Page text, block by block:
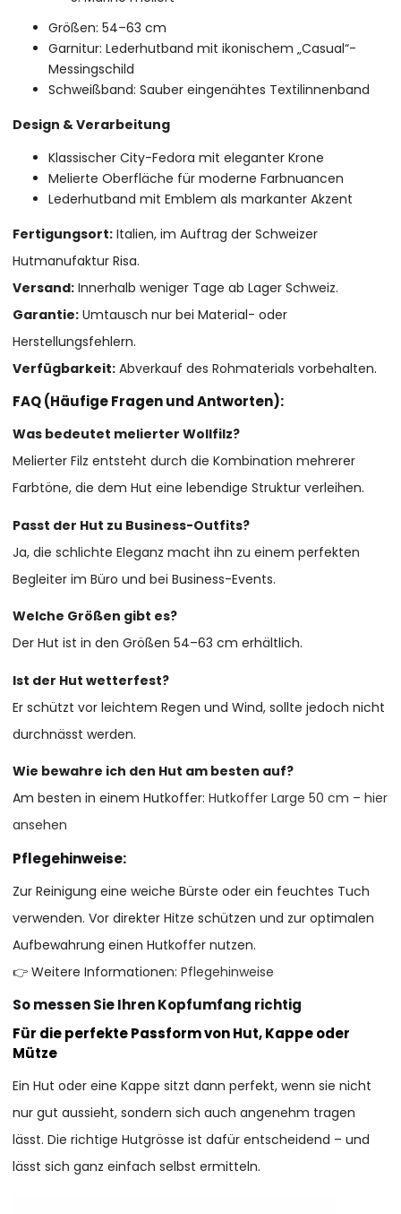
Größen: 54–63 cm
Garnitur: Lederhutband mit ikonischem „Casual“-
Messingschild
Schweißband: Sauber eingenähtes Textilinnenband
Design & Verarbeitung
Klassischer City-Fedora mit eleganter Krone
Melierte Oberfläche für moderne Farbnuancen
Lederhutband mit Emblem als markanter Akzent
Fertigungsort: Italien, im Auftrag der Schweizer
Hutmanufaktur Risa.
Versand: Innerhalb weniger Tage ab Lager Schweiz.
Garantie: Umtausch nur bei Material- oder
Herstellungsfehlern.
Verfügbarkeit: Abverkauf des Rohmaterials vorbehalten.
FAQ (Häufige Fragen und Antworten):
Was bedeutet melierter Wollfilz?
Melierter Filz entsteht durch die Kombination mehrerer
Farbtöne, die dem Hut eine lebendige Struktur verleihen.
Passt der Hut zu Business-Outfits?
Ja, die schlichte Eleganz macht ihn zu einem perfekten
Begleiter im Büro und bei Business-Events.
Welche Größen gibt es?
Der Hut ist in den Größen 54–63 cm erhältlich.
Ist der Hut wetterfest?
Er schützt vor leichtem Regen und Wind, sollte jedoch nicht
durchnässt werden.
Wie bewahre ich den Hut am besten auf?
Am besten in einem Hutkoffer:Hutkoffer Large 50 cm – hier
ansehen
Pflegehinweise:
Zur Reinigung eine weiche Bürste oder ein feuchtes Tuch
verwenden. Vor direkter Hitze schützen und zur optimalen
Aufbewahrung einen Hutkoffer nutzen.
👉 Weitere Informationen:Pflegehinweise
So messen Sie Ihren Kopfumfang richtig
Für die perfekte Passform von Hut, Kappe oder
Mütze
Ein Hut oder eine Kappe sitzt dann perfekt, wenn sie nicht
nur gut aussieht, sondern sich auch angenehm tragen
lässt. Die richtige Hutgrösse ist dafür entscheidend – und
lässt sich ganz einfach selbst ermitteln.